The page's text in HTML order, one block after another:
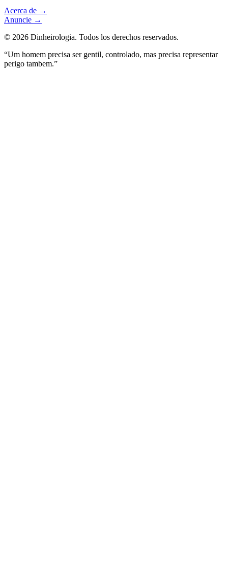
Acerca de →
Anuncie →
© 2026 Dinheirologia. Todos los derechos reservados.
“Um homem precisa ser gentil, controlado, mas precisa representar
perigo tambem.”